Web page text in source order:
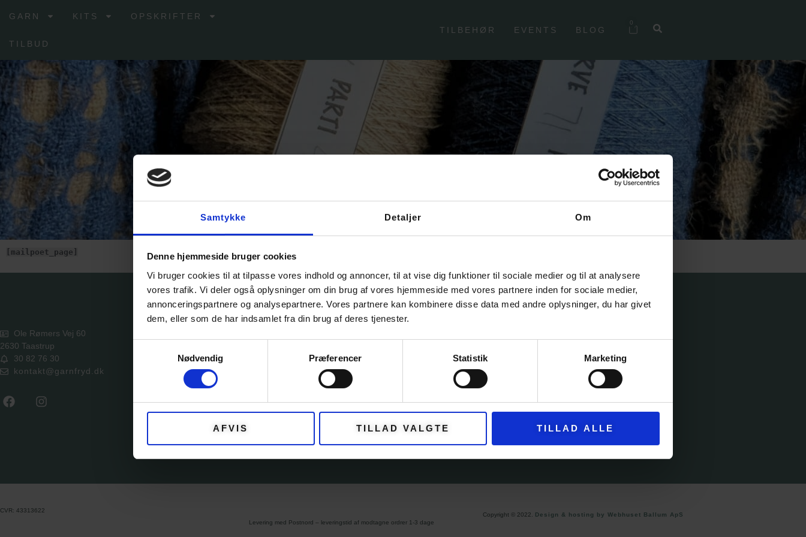
Samtykke Detaljer Om
Denne hjemmeside bruger cookies
Vi bruger cookies til at tilpasse vores indhold og annoncer, til at vise dig funktioner til sociale medier og til at analysere
vores trafik. Vi deler også oplysninger om din brug af vores hjemmeside med vores partnere inden for sociale medier,
annonceringspartnere og analysepartnere. Vores partnere kan kombinere disse data med andre oplysninger, du har givet
dem, eller som de har indsamlet fra din brug af deres tjenester.
Nødvendig
Præferencer Statistik Marketing
AFVIS TILLAD VALGTE TILLAD ALLE
GARN KITS OPSKRIFTER
TILBUD
TILBEHØR EVENTS BLOG
0
[mailpoet_page]
Ole Rømers Vej 60
2630 Taastrup
30 82 76 30
kontakt@garnfryd.dk
KATEGORIER KUNDESERVICE
PRIVATLIVSPOLITIK
CVR: 43313622
Levering med Postnord – leveringstid af modtagne ordrer 1-3 dage
Copyright © 2022. Design & hosting by Webhuset Ballum ApS